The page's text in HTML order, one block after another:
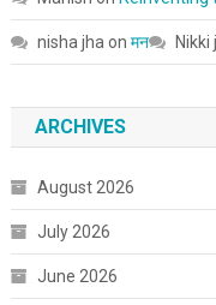
nisha jha on मन Nikki
ARCHIVES
August 2026
July 2026
June 2026